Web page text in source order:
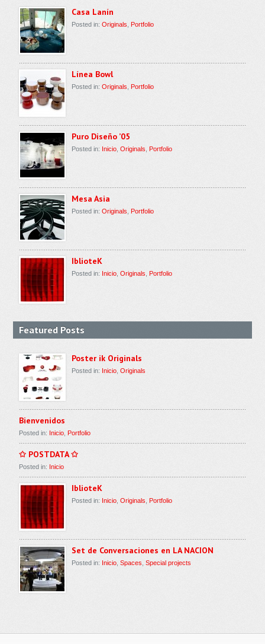
Casa Lanín
Posted in:Originals ,Portfolio
Línea Bowl
Posted in:Originals Portfolio
Puro Diseño ’05
Posted in: Inicio ,Originals ,Portfolio
Mesa Asia
Posted in:Originals Portfolio
IblioteK
Posted in: Inicio ,Originals Portfolio
Featured Posts
Poster ik Originals
Posted in: Inicio ,Originals
Bienvenidos
Posted in: Inicio ,Portfolio
✩ POSTDATA ✩
Posted in: Inicio
IblioteK
Posted in: Inicio ,Originals Portfolio
Set de Conversaciones en LA NACION
Posted in: Inicio ,Spaces ,Special projects